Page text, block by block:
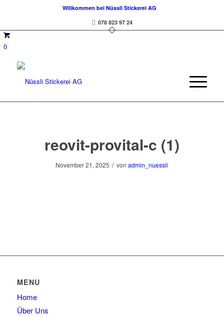
Willkommen bei Nüssli Stickerei AG
078 823 97 24
0
reovit-provital-c (1)
November 21, 2025 / vonadmin_nuessli
MENU
Home
Über Uns